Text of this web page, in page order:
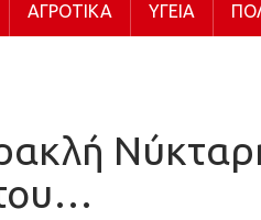
ΑΓΡΟΤΙΚΆ ΥΓΕΊΑ